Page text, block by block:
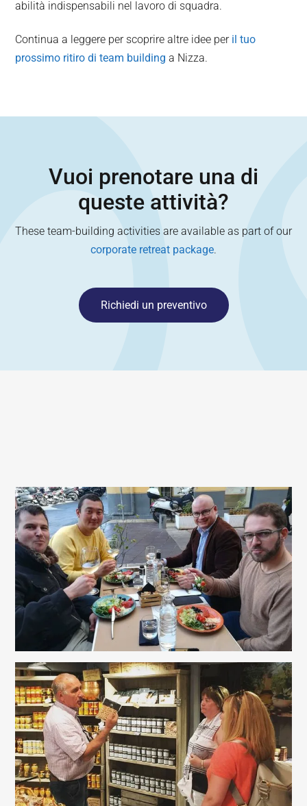
abilità indispensabili nel lavoro di squadra.
Continua a leggere per scoprire altre idee per il tuo
prossimo ritiro di team building a Nizza.
Vuoi prenotare una di
queste attività?
These team-building activities are available as part of our
corporate retreat package.
Richiedi un preventivo